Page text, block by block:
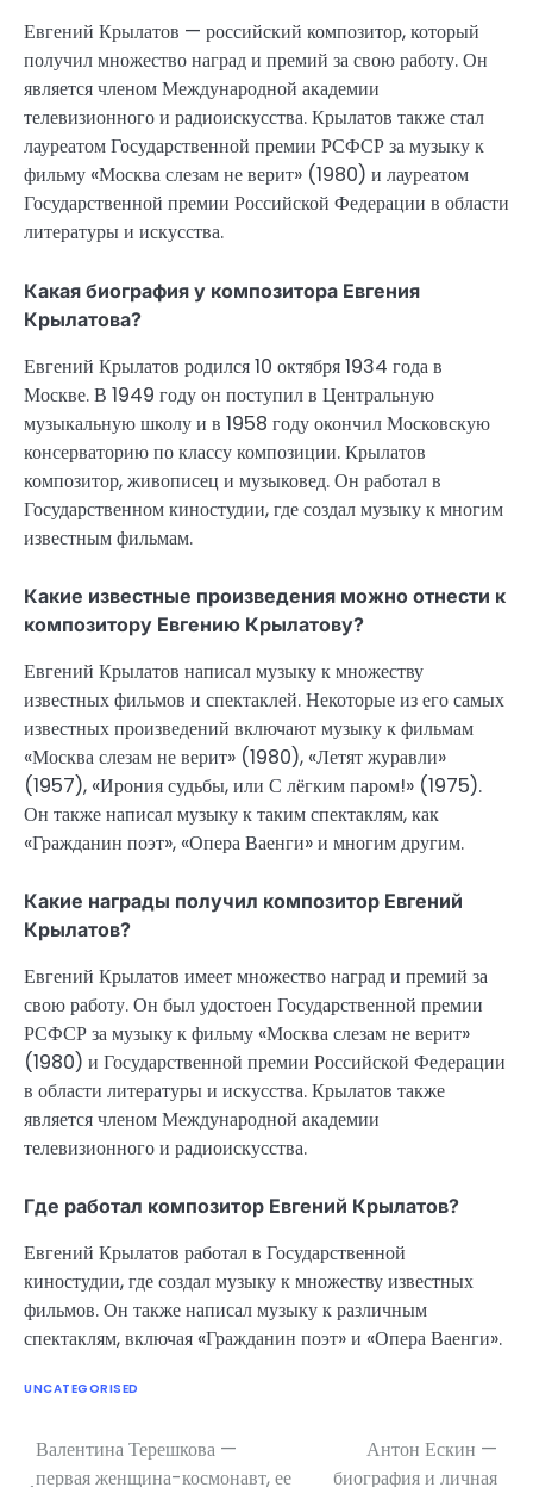
Евгений Крылатов — российский композитор, который
получил множество наград и премий за свою работу. Он
является членом Международной академии
телевизионного и радиоискусства. Крылатов также стал
лауреатом Государственной премии РСФСР за музыку к
фильму «Москва слезам не верит» (1980) и лауреатом
Государственной премии Российской Федерации в области
литературы и искусства.
Какая биография у композитора Евгения
Крылатова?
Евгений Крылатов родился 10 октября 1934 года в
Москве. В 1949 году он поступил в Центральную
музыкальную школу и в 1958 году окончил Московскую
консерваторию по классу композиции. Крылатов
композитор, живописец и музыковед. Он работал в
Государственном киностудии, где создал музыку к многим
известным фильмам.
Какие известные произведения можно отнести к
композитору Евгению Крылатову?
Евгений Крылатов написал музыку к множеству
известных фильмов и спектаклей. Некоторые из его самых
известных произведений включают музыку к фильмам
«Москва слезам не верит» (1980), «Летят журавли»
(1957), «Ирония судьбы, или С лёгким паром!» (1975).
Он также написал музыку к таким спектаклям, как
«Гражданин поэт», «Опера Ваенги» и многим другим.
Какие награды получил композитор Евгений
Крылатов?
Евгений Крылатов имеет множество наград и премий за
свою работу. Он был удостоен Государственной премии
РСФСР за музыку к фильму «Москва слезам не верит»
(1980) и Государственной премии Российской Федерации
в области литературы и искусства. Крылатов также
является членом Международной академии
телевизионного и радиоискусства.
Где работал композитор Евгений Крылатов?
Евгений Крылатов работал в Государственной
киностудии, где создал музыку к множеству известных
фильмов. Он также написал музыку к различным
спектаклям, включая «Гражданин поэт» и «Опера Ваенги».
UNCATEGORISED
Навигация
Валентина Терешкова —
первая женщина-космонавт, ее
Антон Ескин —
биография и личная